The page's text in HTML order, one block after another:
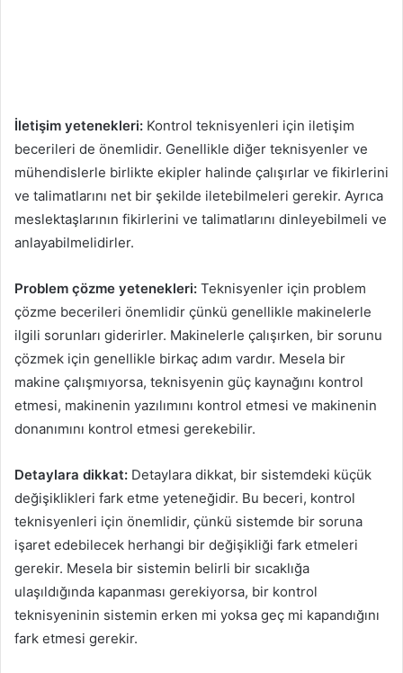
İletişim yetenekleri: Kontrol teknisyenleri için iletişim
becerileri de önemlidir. Genellikle diğer teknisyenler ve
mühendislerle birlikte ekipler halinde çalışırlar ve fikirlerini
ve talimatlarını net bir şekilde iletebilmeleri gerekir. Ayrıca
meslektaşlarının fikirlerini ve talimatlarını dinleyebilmeli ve
anlayabilmelidirler.
Problem çözme yetenekleri: Teknisyenler için problem
çözme becerileri önemlidir çünkü genellikle makinelerle
ilgili sorunları giderirler. Makinelerle çalışırken, bir sorunu
çözmek için genellikle birkaç adım vardır. Mesela bir
makine çalışmıyorsa, teknisyenin güç kaynağını kontrol
etmesi, makinenin yazılımını kontrol etmesi ve makinenin
donanımını kontrol etmesi gerekebilir.
Detaylara dikkat: Detaylara dikkat, bir sistemdeki küçük
değişiklikleri fark etme yeteneğidir. Bu beceri, kontrol
teknisyenleri için önemlidir, çünkü sistemde bir soruna
işaret edebilecek herhangi bir değişikliği fark etmeleri
gerekir. Mesela bir sistemin belirli bir sıcaklığa
ulaşıldığında kapanması gerekiyorsa, bir kontrol
teknisyeninin sistemin erken mi yoksa geç mi kapandığını
fark etmesi gerekir.